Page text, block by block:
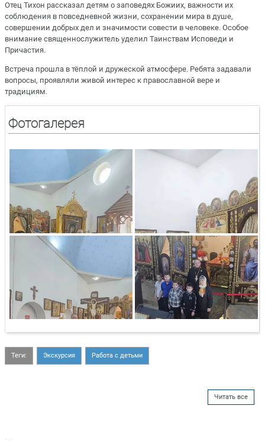
Отец Тихон рассказал детям о заповедях Божиих, важности их
соблюдения в повседневной жизни, сохранении мира в душе,
совершении добрых дел и значимости совести в человеке. Особое
внимание священнослужитель уделил Таинствам Исповеди и
Причастия.
Встреча прошла в тёплой и дружеской атмосфере. Ребята задавали
вопросы, проявляли живой интерес к православной вере и
традициям.
Фотогалерея
Теги: Экскурсия Работа с детьми
Читать все